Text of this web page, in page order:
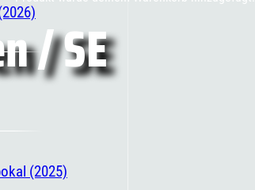
(2025)
/ SE